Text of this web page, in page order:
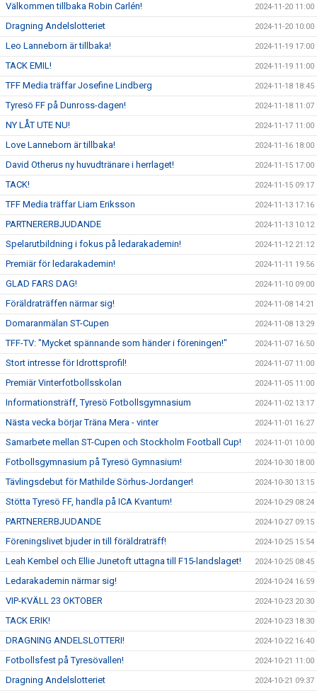
Välkommen tillbaka Robin Carlén! 2024-11-20 11:00
Dragning Andelslotteriet 2024-11-20 10:00
Leo Lanneborn är tillbaka! 2024-11-19 17:00
TACK EMIL! 2024-11-19 11:00
TFF Media träffar Josefine Lindberg 2024-11-18 18:45
Tyresö FF på Dunross-dagen! 2024-11-18 11:07
NY LÅT UTE NU! 2024-11-17 11:00
Love Lanneborn är tillbaka! 2024-11-16 18:00
David Otherus ny huvudtränare i herrlaget! 2024-11-15 17:00
TACK! 2024-11-15 09:17
TFF Media träffar Liam Eriksson 2024-11-13 17:16
PARTNERERBJUDANDE 2024-11-13 10:12
Spelarutbildning i fokus på ledarakademin! 2024-11-12 21:12
Premiär för ledarakademin! 2024-11-11 19:56
GLAD FARS DAG! 2024-11-10 09:00
Föräldraträffen närmar sig! 2024-11-08 14:21
Domaranmälan ST-Cupen 2024-11-08 13:29
TFF-TV: "Mycket spännande som händer i föreningen!" 2024-11-07 16:50
Stort intresse för Idrottsprofil! 2024-11-07 11:00
Premiär Vinterfotbollsskolan 2024-11-05 11:00
Informationsträff, Tyresö Fotbollsgymnasium 2024-11-02 13:17
Nästa vecka börjar Träna Mera - vinter 2024-11-01 16:27
Samarbete mellan ST-Cupen och Stockholm Football Cup! 2024-11-01 10:00
Fotbollsgymnasium på Tyresö Gymnasium! 2024-10-30 18:00
Tävlingsdebut för Mathilde Sörhus-Jordanger! 2024-10-30 13:15
Stötta Tyresö FF, handla på ICA Kvantum! 2024-10-29 08:24
PARTNERERBJUDANDE 2024-10-27 09:15
Föreningslivet bjuder in till föräldraträff! 2024-10-25 15:54
Leah Kembel och Ellie Junetoft uttagna till F15-landslaget! 2024-10-25 08:45
Ledarakademin närmar sig! 2024-10-24 16:59
VIP-KVÄLL 23 OKTOBER 2024-10-23 20:30
TACK ERIK! 2024-10-23 18:30
DRAGNING ANDELSLOTTERI! 2024-10-22 16:40
Fotbollsfest på Tyresövallen! 2024-10-21 11:00
Dragning Andelslotteriet 2024-10-21 09:37